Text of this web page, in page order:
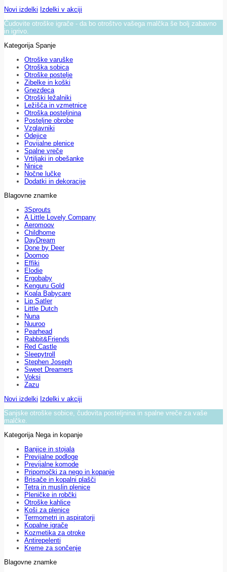
Novi izdelki Izdelki v akciji
Čudovite otroške igrače - da bo otroštvo vašega malčka še bolj zabavno
in igrivo.
Kategorija Spanje
Otroške varuške
Otroška sobica
Otroške postelje
Zibelke in koški
Gnezdeca
Otroški ležalniki
Ležišča in vzmetnice
Otroška posteljnina
Posteljne obrobe
Vzglavniki
Odejice
Povijalne plenice
Spalne vreče
Vrtiljaki in obešanke
Ninice
Nočne lučke
Dodatki in dekoracije
Blagovne znamke
3Sprouts
A Little Lovely Company
Aeromoov
Childhome
DayDream
Done by Deer
Doomoo
Effiki
Elodie
Ergobaby
Kenguru Gold
Koala Babycare
Lip Satler
Little Dutch
Nuna
Nuuroo
Pearhead
Rabbit&Friends
Red Castle
Sleepytroll
Stephen Joseph
Sweet Dreamers
Voksi
Zazu
Novi izdelki Izdelki v akciji
Sanjske otroške sobice, čudovita posteljnina in spalne vreče za vaše
malčke.
Kategorija Nega in kopanje
Banjice in stojala
Previjalne podloge
Previjalne komode
Pripomočki za nego in kopanje
Brisače in kopalni plašči
Tetra in muslin plenice
Pleničke in robčki
Otroške kahlice
Koši za plenice
Termometri in aspiratorji
Kopalne igrače
Kozmetika za otroke
Antirepelenti
Kreme za sončenje
Blagovne znamke